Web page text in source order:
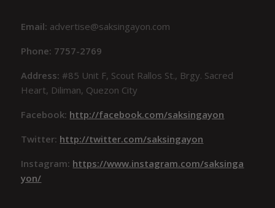
Email: advertise@saksingayon.com
Phone: 7757-2769
Address:#85 Unit F, Scout Rallos St., Brgy. Sacred
Heart, Diliman, Quezon City
Facebook: http://facebook.com/saksingayon
Twitter: http://twitter.com/saksingayon
Instagram: https://www.instagram.com/saksinga
yon/